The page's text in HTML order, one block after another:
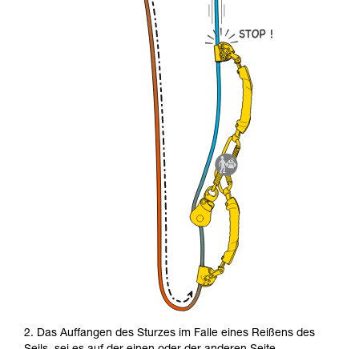
2. Das Auffangen des Sturzes im Falle eines Reißens des